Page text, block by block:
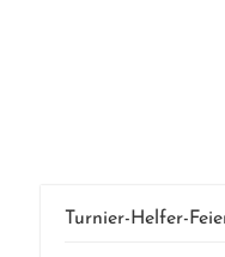
Turnier-Helfer-